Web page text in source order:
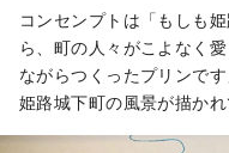
コンセンプトは「もしも
ら、町の人々がこよなく
ながらつくったプリンで
姫路城下町の風景が描かれ